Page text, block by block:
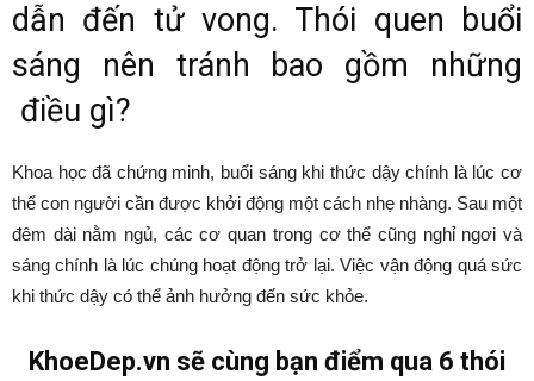
dẫn đến tử vong. Thói quen buổi
sáng nên tránh bao gồm những
điều gì?
Khoa học đã chứng minh, buổi sáng khi thức dậy chính là lúc cơ
thể con người cần được khởi động một cách nhẹ nhàng. Sau một
đêm dài nằm ngủ, các cơ quan trong cơ thể cũng nghỉ ngơi và
sáng chính là lúc chúng hoạt động trở lại. Việc vận động quá sức
khi thức dậy có thể ảnh hưởng đến sức khỏe.
KhoeDep.vn sẽ cùng bạn điểm qua 6 thói